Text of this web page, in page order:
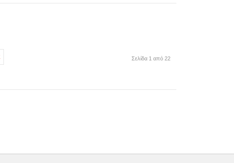
Σελίδα 1 από 22